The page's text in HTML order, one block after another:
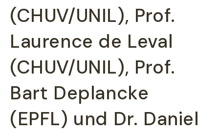
(CHUV/UNIL), Prof.
Laurence de Leval
(CHUV/UNIL), Prof.
Bart Deplancke
(EPFL) und Dr. Daniel